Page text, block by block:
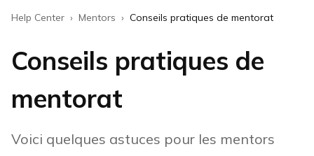
Help Center › Mentors › Conseils pratiques de mentorat
Conseils pratiques de
mentorat
Voici quelques astuces pour les mentors